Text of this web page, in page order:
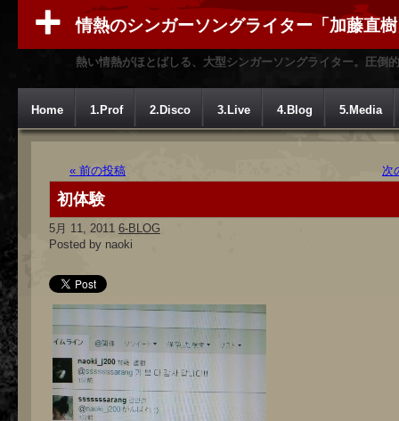
情熱のシンガーソングライター「加藤直
熱い情熱がほとばしる、大型シンガーソングライター。圧倒
Home 1.Prof 2.Disco 3.Live 4.Blog 5.Media
« 前の投稿 次
初体験
5月 11, 2011 6-BLOG
Posted by naoki